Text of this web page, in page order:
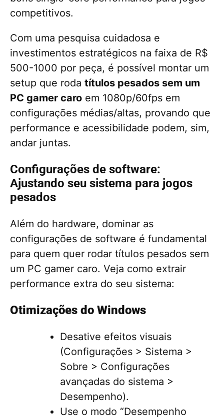
competitivos.
Com uma pesquisa cuidadosa e
investimentos estratégicos na faixa de R$
500-1000 por peça, é possível montar um
setup que roda títulos pesados sem um
PC gamer caro em 1080p/60fps em
configurações médias/altas, provando que
performance e acessibilidade podem, sim,
andar juntas.
Configurações de software:
Ajustando seu sistema para jogos
pesados
Além do hardware, dominar as
configurações de software é fundamental
para quem quer rodar títulos pesados sem
um PC gamer caro. Veja como extrair
performance extra do seu sistema:
Otimizações do Windows
Desative efeitos visuais
(Configurações > Sistema >
Sobre > Configurações
avançadas do sistema >
Desempenho).
Use o modo “Desempenho